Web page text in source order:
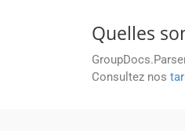
Quelles
Consultez nos